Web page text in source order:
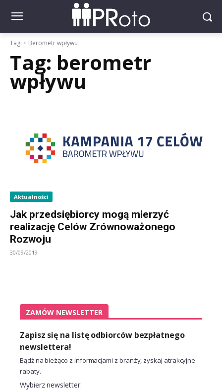
Tagi Berometr wpływu
Tag: berometr
wpływu
Aktualności
Jak przedsiębiorcy mogą mierzyć
realizację Celów Zrównoważonego
Rozwoju
30/09/2019
ZAMÓW NEWSLETTER
Zapisz się na listę odbiorców bezpłatnego
newslettera!
Bądź na bieżąco z informacjami z branży, zyskaj atrakcyjne
rabaty.
Wybierz newsletter: